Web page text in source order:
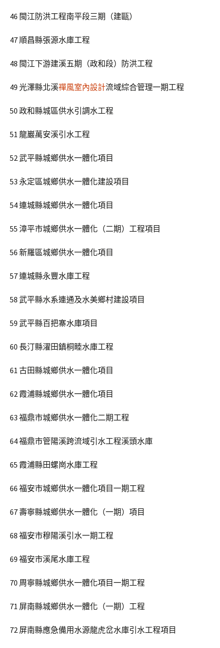
46 閩江防洪工程南平段三期（建甌）
47 順昌縣張源水庫工程
48 閩江下游建溪五期（政和段）防洪工程
49 光澤縣北溪禪風室內設計流域綜合管理一期工程
50 政和縣城區供水引調水工程
51 龍巖萬安溪引水工程
52 武平縣城鄉供水一體化項目
53 永定區城鄉供水一體化建設項目
54 連城縣城鄉供水一體化項目
55 漳平市城鄉供水一體化（二期）工程項目
56 新羅區城鄉供水一體化項目
57 連城縣永豐水庫工程
58 武平縣水系連通及水美鄉村建設項目
59 武平縣百把寨水庫項目
60 長汀縣濯田鎮桐睦水庫工程
61 古田縣城鄉供水一體化項目
62 霞浦縣城鄉供水一體化項目
63 福鼎市城鄉供水一體化二期工程
64 福鼎市管陽溪跨流域引水工程溪頭水庫
65 霞浦縣田螺崗水庫工程
66 福安市城鄉供水一體化項目一期工程
67 壽寧縣城鄉供水一體化（一期）項目
68 福安市穆陽溪引水一期工程
69 福安市溪尾水庫工程
70 周寧縣城鄉供水一體化項目一期工程
71 屏南縣城鄉供水一體化（一期）工程
72 屏南縣應急備用水源龍虎岔水庫引水工程項目